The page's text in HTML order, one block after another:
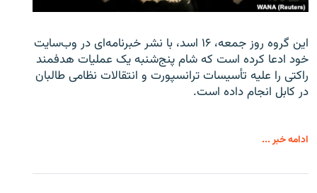
این گروه روز جمعه، ۱۶ اسد، با نشر خبرنامه‌ای در وب‌سایت
خود ادعا کرده است که شام پنج‌شنبه یک عملیات هدفمند
راکتی را علیه تأسیسات ترانسپورت و انتقالات نظامی طالبان
در کابل انجام داده است.
ادامه خبر ...